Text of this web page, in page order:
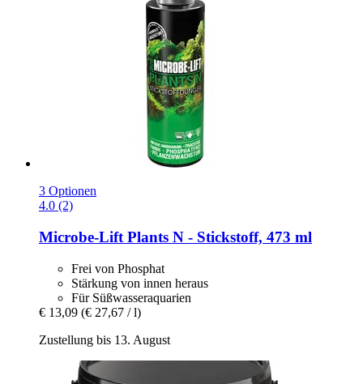
3 Optionen
4.0 (2)
Microbe-Lift Plants N -​ Stickstoff, 473 ml
Frei von Phosphat
Stärkung von innen heraus
Für Süßwasseraquarien
€ 13,09 (€ 27,67 / l)
Zustellung bis 13. August